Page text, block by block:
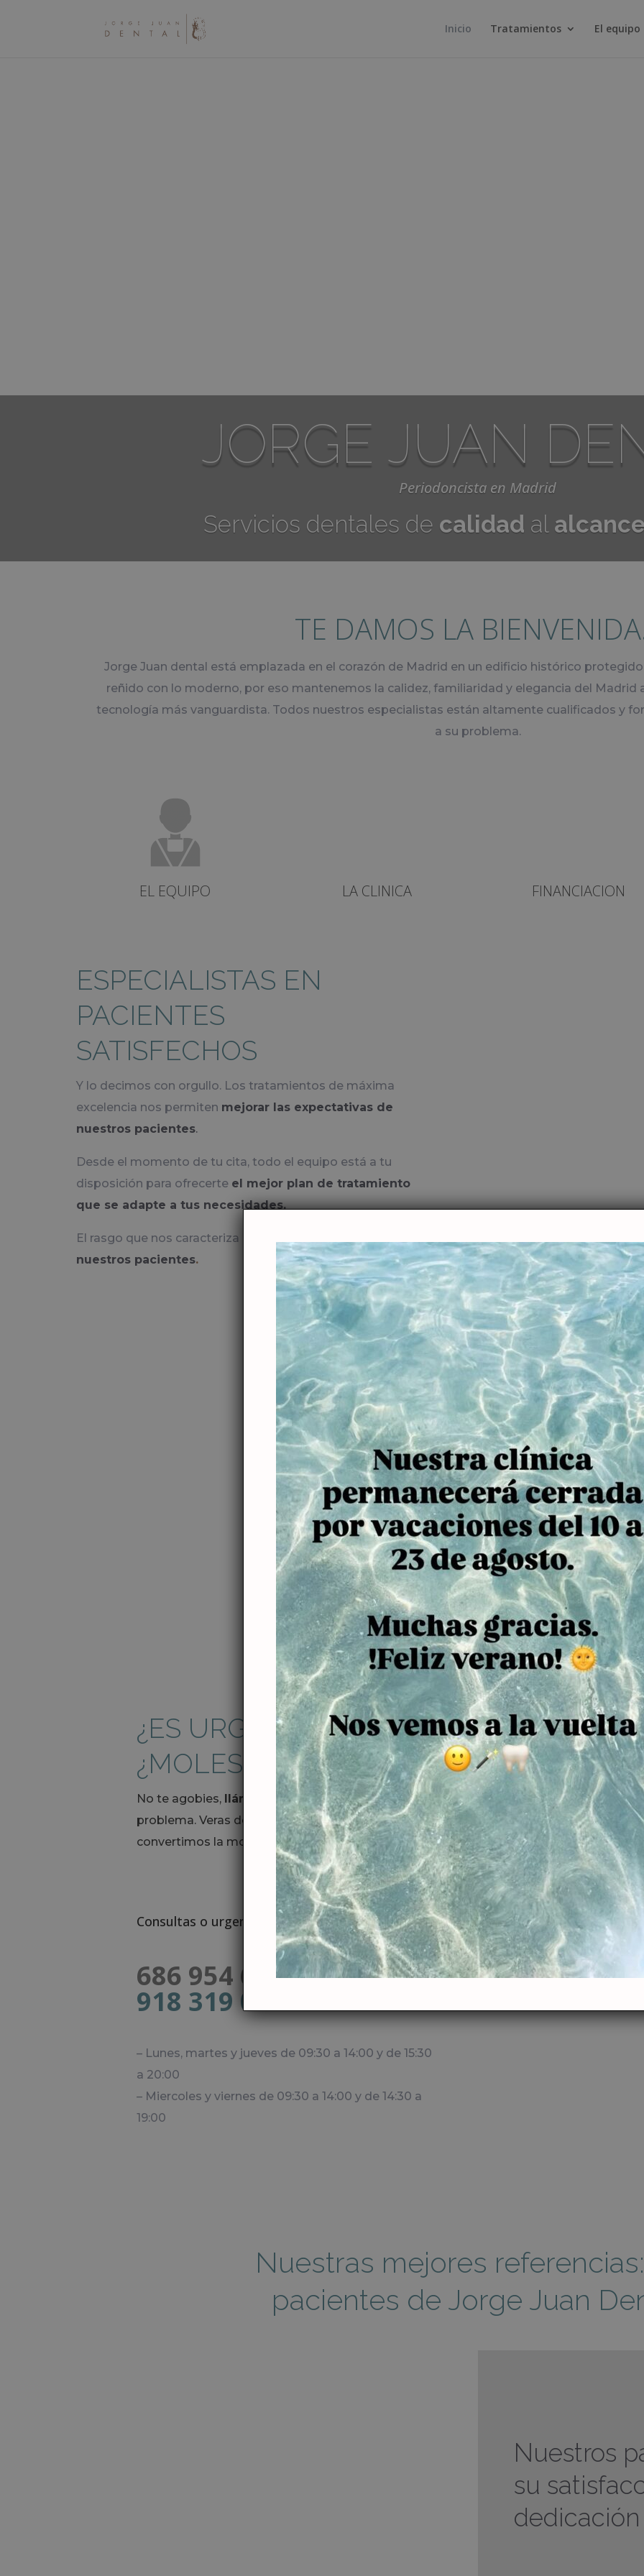
Inicio Tratamientos El equipo
JORGE JUAN
Periodoncista en Madrid
Servicios dentales de calidad al
TE DAMOS LA
Jorge Juan dental está emplazada en el corazón de Madrid en un edificio histórico
reñido con lo moderno, por eso mantenemos la calidez, familiaridad y elegancia del Madrid
tecnología más vanguardista. Todos nuestros especialistas están altamente cualificados y
a su problema.
EL EQUIPO LA CLINICA FINANCIACION
ESPECIALISTAS EN
PACIENTES
SATISFECHOS
Y lo decimos con orgullo. Los tratamientos de máxima
excelencia nos permiten mejorar las expectativas de
nuestros pacientes.
Desde el momento de tu cita, todo el equipo está a tu
disposición para ofrecerte el mejor plan de tratamiento
que se adapte a tus necesidades.
El rasgo que nos caracteriza
nuestros pacientes.
En lostratamientos
lamejora de la
intervenciones
Nuestro enfoque de
tranquilo y se
CONTACTA
¿ES URGENTE?
¿MOLESTA? ¿DUELE?
No te agobies, llámanos y te ayudaremos con tu
problema. Veras desde tu primera visita como
convertimos la molestia ensalud sin dolor.
Consultas o urgencias:
686 954 623
918 319 099
– Lunes, martes y jueves de 09:30 a 14:00 y de 15:30
a 20:00
– Miercoles y viernes de 09:30 a 14:00 y de 14:30 a
19:00
Nuestras mejores
pacientes de Jorge Juan
Nuestros
su